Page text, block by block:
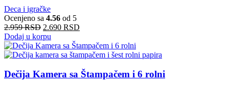
Deca i igračke
Ocenjeno sa 4.56 od 5
2.959RSD 2.690 RSD
Dodaj u korpu
Dečija Kamera sa Štampačem i 6 rolni